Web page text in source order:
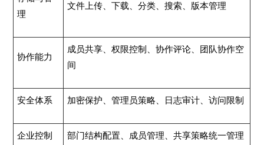
理
文件上传、下载、分类、搜索、版本管理
协作能力
成员共享、权限控制、协作评论、团队协作空
间
安全体系 加密保护、管理员策略、日志审计、访问限制
企业控制 部门结构配置、成员管理、共享策略统一管理